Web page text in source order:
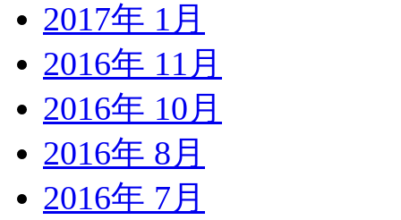
2017年 1月
2016年 11月
2016年 10月
2016年 8月
2016年 7月